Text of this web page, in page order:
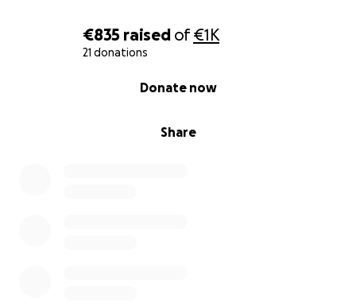
€835 raised of€1K
21 donations
Share
Donate now